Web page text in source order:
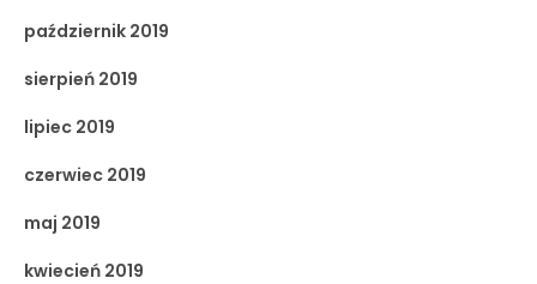
październik 2019
sierpień 2019
lipiec 2019
czerwiec 2019
maj 2019
kwiecień 2019